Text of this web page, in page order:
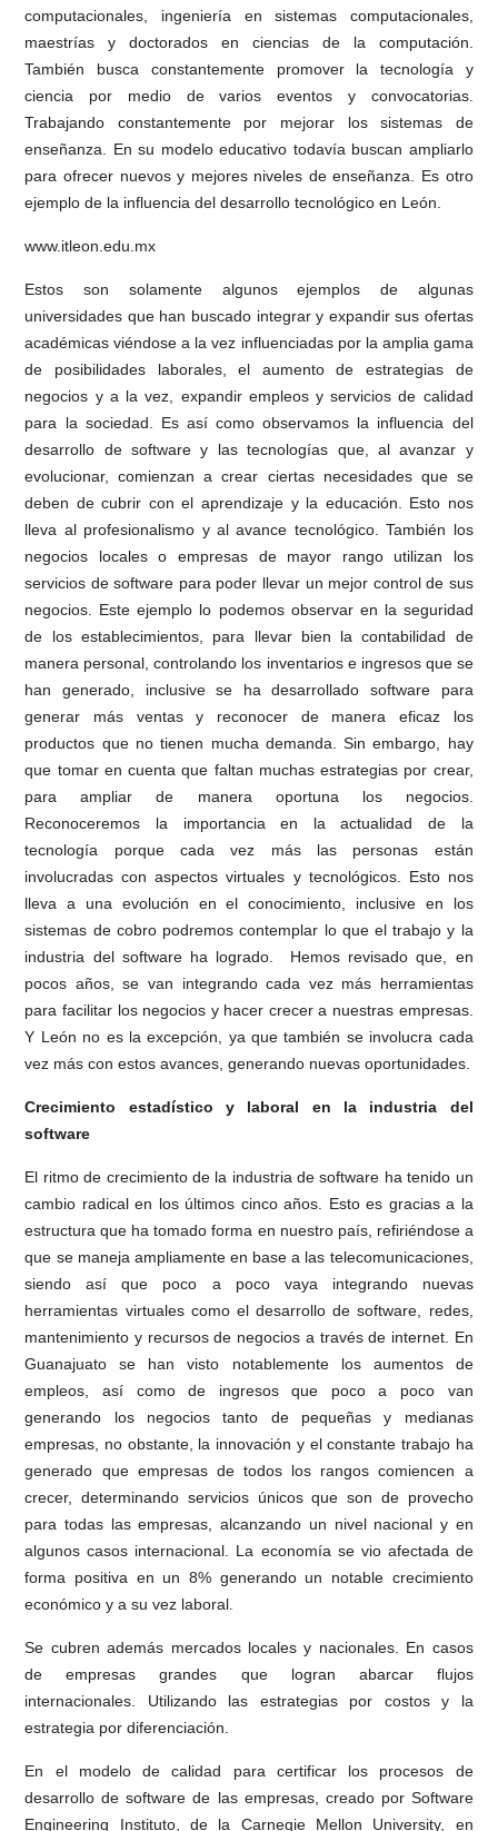
computacionales, ingeniería en sistemas computacionales,
maestrías y doctorados en ciencias de la computación.
También busca constantemente promover la tecnología y
ciencia por medio de varios eventos y convocatorias.
Trabajando constantemente por mejorar los sistemas de
enseñanza. En su modelo educativo todavía buscan ampliarlo
para ofrecer nuevos y mejores niveles de enseñanza. Es otro
ejemplo de la influencia del desarrollo tecnológico en León.
www.itleon.edu.mx
Estos son solamente algunos ejemplos de algunas
universidades que han buscado integrar y expandir sus ofertas
académicas viéndose a la vez influenciadas por la amplia gama
de posibilidades laborales, el aumento de estrategias de
negocios y a la vez, expandir empleos y servicios de calidad
para la sociedad. Es así como observamos la influencia del
desarrollo de software y las tecnologías que, al avanzar y
evolucionar, comienzan a crear ciertas necesidades que se
deben de cubrir con el aprendizaje y la educación. Esto nos
lleva al profesionalismo y al avance tecnológico. También los
negocios locales o empresas de mayor rango utilizan los
servicios de software para poder llevar un mejor control de sus
negocios. Este ejemplo lo podemos observar en la seguridad
de los establecimientos, para llevar bien la contabilidad de
manera personal, controlando los inventarios e ingresos que se
han generado, inclusive se ha desarrollado software para
generar más ventas y reconocer de manera eficaz los
productos que no tienen mucha demanda. Sin embargo, hay
que tomar en cuenta que faltan muchas estrategias por crear,
para ampliar de manera oportuna los negocios.
Reconoceremos la importancia en la actualidad de la
tecnología porque cada vez más las personas están
involucradas con aspectos virtuales y tecnológicos. Esto nos
lleva a una evolución en el conocimiento, inclusive en los
sistemas de cobro podremos contemplar lo que el trabajo y la
industria del software ha logrado. Hemos revisado que, en
pocos años, se van integrando cada vez más herramientas
para facilitar los negocios y hacer crecer a nuestras empresas.
Y León no es la excepción, ya que también se involucra cada
vez más con estos avances, generando nuevas oportunidades.
Crecimiento estadístico y laboral en la industria del
software
El ritmo de crecimiento de la industria de software ha tenido un
cambio radical en los últimos cinco años. Esto es gracias a la
estructura que ha tomado forma en nuestro país, refiriéndose a
que se maneja ampliamente en base a las telecomunicaciones,
siendo así que poco a poco vaya integrando nuevas
herramientas virtuales como el desarrollo de software, redes,
mantenimiento y recursos de negocios a través de internet. En
Guanajuato se han visto notablemente los aumentos de
empleos, así como de ingresos que poco a poco van
generando los negocios tanto de pequeñas y medianas
empresas, no obstante, la innovación y el constante trabajo ha
generado que empresas de todos los rangos comiencen a
crecer, determinando servicios únicos que son de provecho
para todas las empresas, alcanzando un nivel nacional y en
algunos casos internacional. La economía se vio afectada de
forma positiva en un 8% generando un notable crecimiento
económico y a su vez laboral.
Se cubren además mercados locales y nacionales. En casos
de empresas grandes que logran abarcar flujos
internacionales. Utilizando las estrategias por costos y la
estrategia por diferenciación.
En el modelo de calidad para certificar los procesos de
desarrollo de software de las empresas, creado por Software
Engineering Instituto, de la Carnegie Mellon University, en